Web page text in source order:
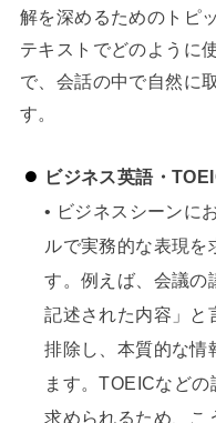
解を深めるためのトピ
テキストでどのように
で、会話の中で自然に
す。
ビジネス英語・
• ビジネスシーンに
ルで実務的な表現
す。例えば、会議
記述された内容」と
排除し、本質的な情
ます。TOEICなど
求められるため、こ